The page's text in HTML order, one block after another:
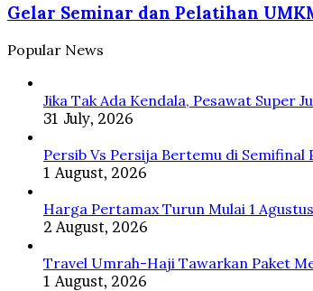
Senior
Israel
Dipecat
dan
UMKM
Kito
Pelaku
Usaha
Palembang
Dapat
Pelatihan
Gelar Seminar dan Pelatihan
Popular News
Jika Tak Ada Kendala, Pesawat Super
31 July, 2026
Persib Vs Persija Bertemu di Semifinal
1 August, 2026
Harga Pertamax Turun Mulai 1
2 August, 2026
Travel Umrah-Haji Tawarkan Paket
1 August, 2026